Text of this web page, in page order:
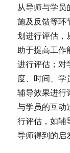
从导师与学
施及反馈等环
划进行评估，
助于提高工作
进行评估；对
度、时间、
辅导效果进行
与学员的互动
行评估，如辅
导师得到的启